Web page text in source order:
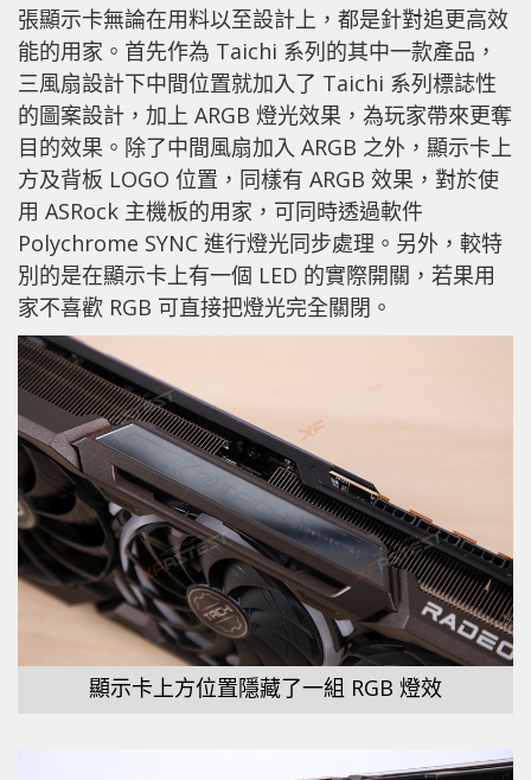
張顯示卡無論在用料以至設計上，都是針對追更高效
能的用家。首先作為 Taichi 系列的其中一款產品，
三風扇設計下中間位置就加入了 Taichi 系列標誌性
的圖案設計，加上 ARGB 燈光效果，為玩家帶來更奪
目的效果。除了中間風扇加入 ARGB 之外，顯示卡上
方及背板 LOGO 位置，同樣有 ARGB 效果，對於使
用 ASRock 主機板的用家，可同時透過軟件
Polychrome SYNC 進行燈光同步處理。另外，較特
別的是在顯示卡上有一個 LED 的實際開關，若果用
家不喜歡 RGB 可直接把燈光完全關閉。
顯示卡上方位置隱藏了一組 RGB 燈效